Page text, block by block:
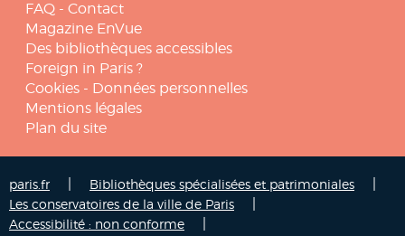
FAQ - Contact
Magazine EnVue
Des bibliothèques accessibles
Foreign in Paris ?
Cookies - Données personnelles
Mentions légales
Plan du site
paris.fr Bibliothèques spécialisées et patrimoniales
Les conservatoires de la ville de Paris
Accessibilité : non conforme